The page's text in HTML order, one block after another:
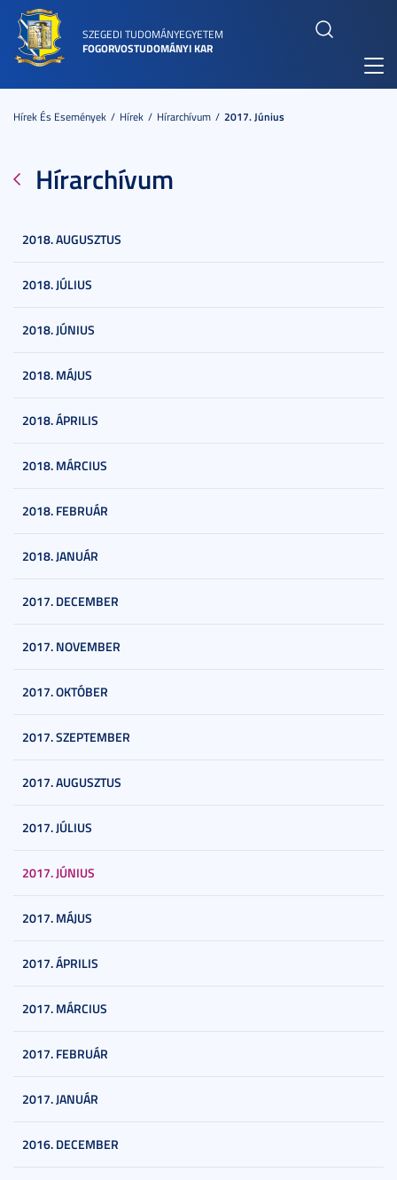
SZEGEDI TUDOMÁNYEGYETEM
FOGORVOSTUDOMÁNYI KAR
Hírek És Események Hírek Hírarchívum 2017. Június
Hírarchívum
2018. AUGUSZTUS
2018. JÚLIUS
2018. JÚNIUS
2018. MÁJUS
2018. ÁPRILIS
2018. MÁRCIUS
2018. FEBRUÁR
2018. JANUÁR
2017. DECEMBER
2017. NOVEMBER
2017. OKTÓBER
2017. SZEPTEMBER
2017. AUGUSZTUS
2017. JÚLIUS
2017. JÚNIUS
2017. MÁJUS
2017. ÁPRILIS
2017. MÁRCIUS
2017. FEBRUÁR
2017. JANUÁR
2016. DECEMBER